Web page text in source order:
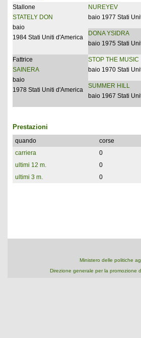
Stallone
STATELY DON
baio
1984 Stati Uniti d'America
NUREYEV
baio 1977 Stati
DONA YSIDRA
baio 1975 Stati
Fattrice
SAINERA
baio
1978 Stati Uniti d'America
STOP THE MUSIC
baio 1970 Stati
SUMMER HILL
baio 1967 Stati
Prestazioni
quando corse
carriera
0
ultimi 12 m.
0
ultimi 3 m.
0
Ministero delle politiche
Direzione generale per la promozione